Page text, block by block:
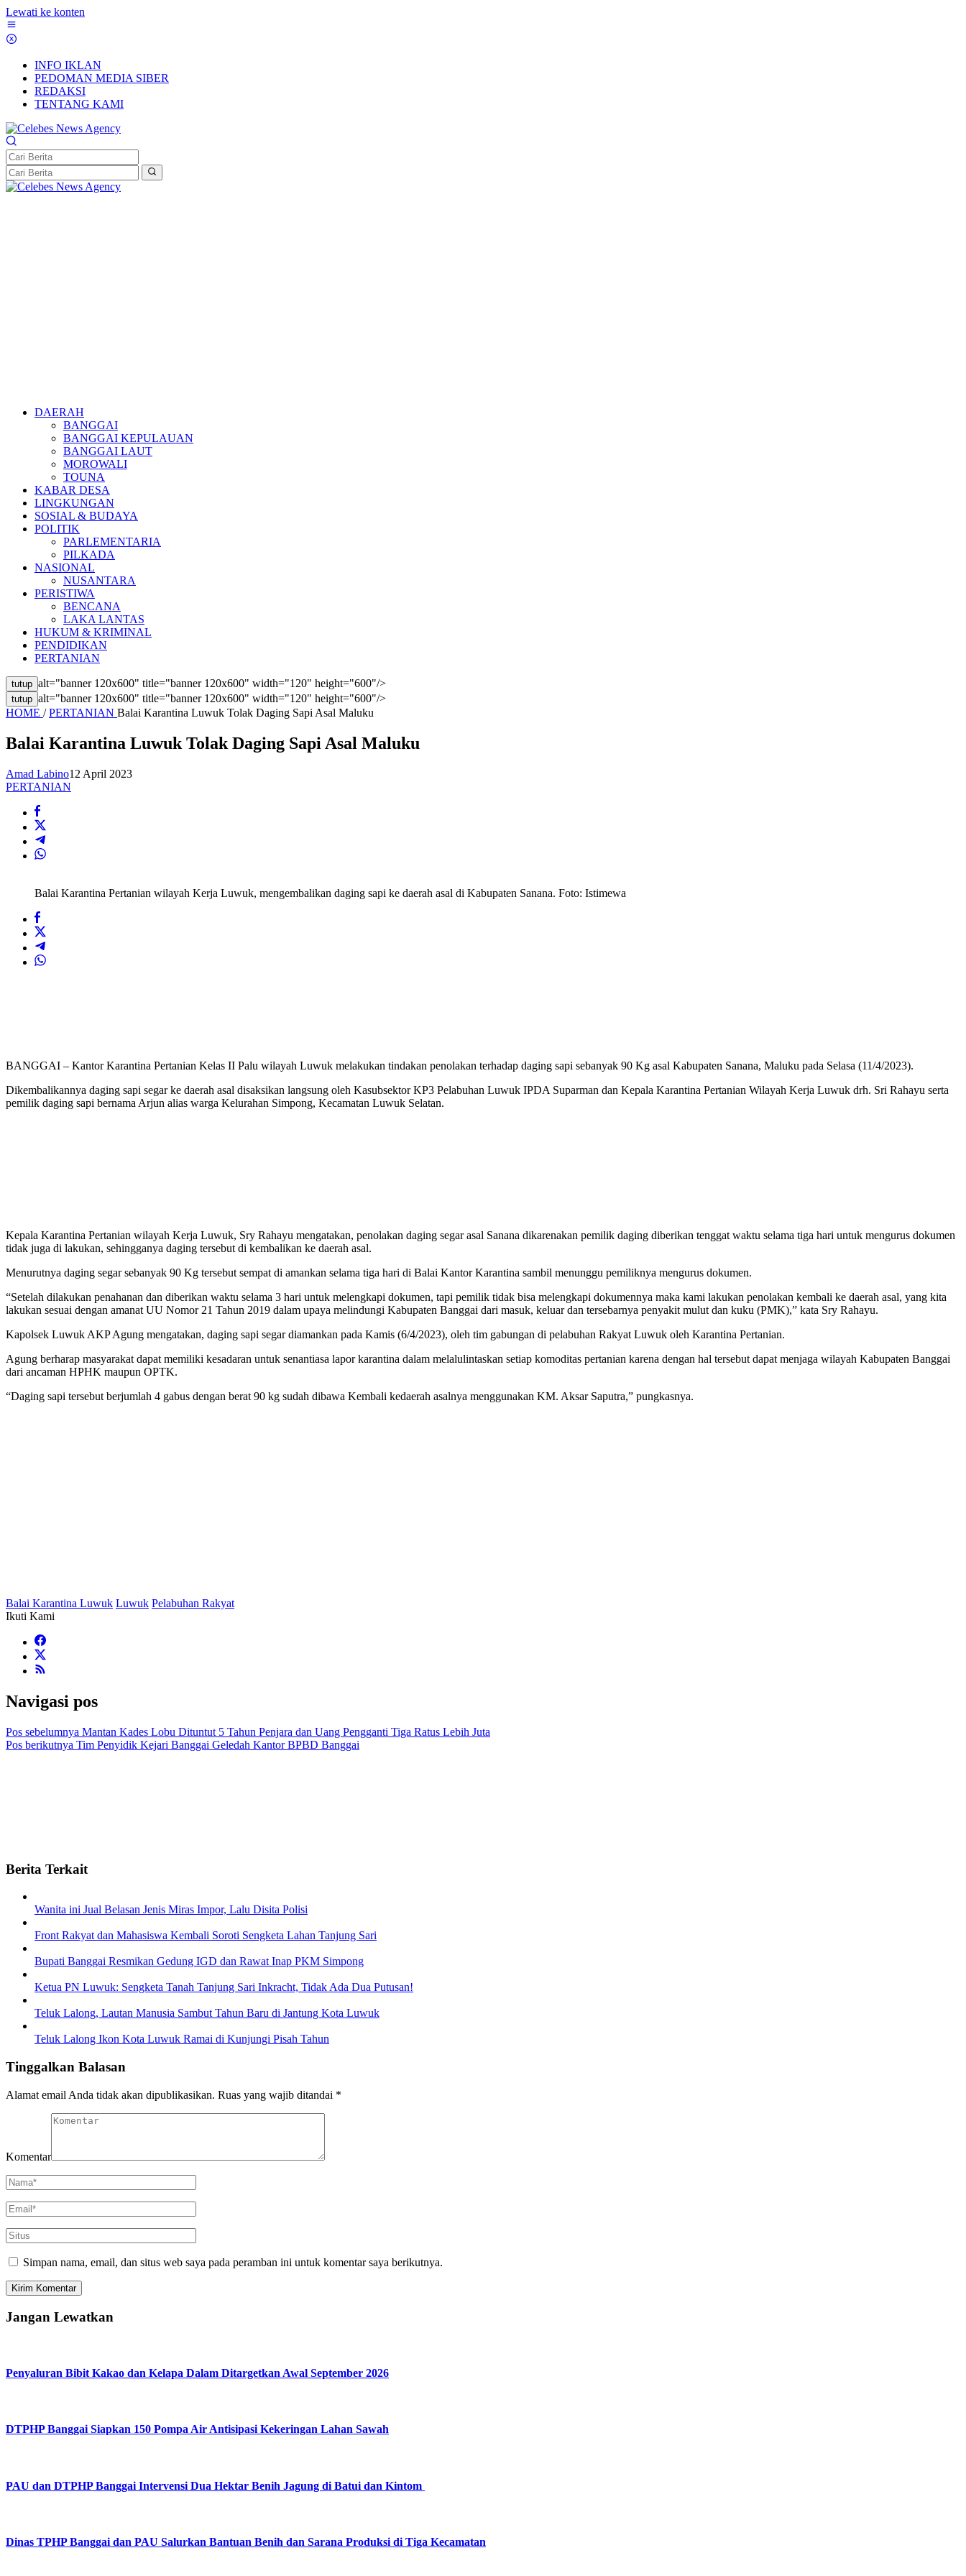
Lewati ke konten
INFO IKLAN
PEDOMAN MEDIA SIBER
REDAKSI
TENTANG KAMI
DAERAH
BANGGAI
BANGGAI KEPULAUAN
BANGGAI LAUT
MOROWALI
TOUNA
KABAR DESA
LINGKUNGAN
SOSIAL & BUDAYA
POLITIK
PARLEMENTARIA
PILKADA
NASIONAL
NUSANTARA
PERISTIWA
BENCANA
LAKA LANTAS
HUKUM & KRIMINAL
PENDIDIKAN
PERTANIAN
tutup alt="banner 120x600" title="banner 120x600" width="120" height="600"/>
tutup alt="banner 120x600" title="banner 120x600" width="120" height="600"/>
HOME / PERTANIAN Balai Karantina Luwuk Tolak Daging Sapi Asal Maluku
Balai Karantina Luwuk Tolak Daging Sapi Asal Maluku
Amad Labino12 April 2023
PERTANIAN
Balai Karantina Pertanian wilayah Kerja Luwuk, mengembalikan daging sapi ke daerah asal di Kabupaten Sanana. Foto: Istimewa
BANGGAI – Kantor Karantina Pertanian Kelas II Palu wilayah Luwuk melakukan tindakan penolakan terhadap daging sapi sebanyak 90 Kg asal Kabupaten Sanana, Maluku pada Selasa (11/4/2023).
Dikembalikannya daging sapi segar ke daerah asal disaksikan langsung oleh Kasubsektor KP3 Pelabuhan Luwuk IPDA Suparman dan Kepala Karantina Pertanian Wilayah Kerja Luwuk drh. Sri Rahayu serta
pemilik daging sapi bernama Arjun alias warga Kelurahan Simpong, Kecamatan Luwuk Selatan.
Kepala Karantina Pertanian wilayah Kerja Luwuk, Sry Rahayu mengatakan, penolakan daging segar asal Sanana dikarenakan pemilik daging diberikan tenggat waktu selama tiga hari untuk mengurus dokumen
tidak juga di lakukan, sehingganya daging tersebut di kembalikan ke daerah asal.
Menurutnya daging segar sebanyak 90 Kg tersebut sempat di amankan selama tiga hari di Balai Kantor Karantina sambil menunggu pemiliknya mengurus dokumen.
“Setelah dilakukan penahanan dan diberikan waktu selama 3 hari untuk melengkapi dokumen, tapi pemilik tidak bisa melengkapi dokumennya maka kami lakukan penolakan kembali ke daerah asal, yang kita
lakukan sesuai dengan amanat UU Nomor 21 Tahun 2019 dalam upaya melindungi Kabupaten Banggai dari masuk, keluar dan tersebarnya penyakit mulut dan kuku (PMK),” kata Sry Rahayu.
Kapolsek Luwuk AKP Agung mengatakan, daging sapi segar diamankan pada Kamis (6/4/2023), oleh tim gabungan di pelabuhan Rakyat Luwuk oleh Karantina Pertanian.
Agung berharap masyarakat dapat memiliki kesadaran untuk senantiasa lapor karantina dalam melalulintaskan setiap komoditas pertanian karena dengan hal tersebut dapat menjaga wilayah Kabupaten Banggai
dari ancaman HPHK maupun OPTK.
“Daging sapi tersebut berjumlah 4 gabus dengan berat 90 kg sudah dibawa Kembali kedaerah asalnya menggunakan KM. Aksar Saputra,” pungkasnya.
Balai Karantina Luwuk Luwuk Pelabuhan Rakyat
Ikuti Kami
Navigasi pos
Pos sebelumnya Mantan Kades Lobu Dituntut 5 Tahun Penjara dan Uang Pengganti Tiga Ratus Lebih Juta
Pos berikutnya Tim Penyidik Kejari Banggai Geledah Kantor BPBD Banggai
Berita Terkait
Wanita ini Jual Belasan Jenis Miras Impor, Lalu Disita Polisi
Front Rakyat dan Mahasiswa Kembali Soroti Sengketa Lahan Tanjung Sari
Bupati Banggai Resmikan Gedung IGD dan Rawat Inap PKM Simpong
Ketua PN Luwuk: Sengketa Tanah Tanjung Sari Inkracht, Tidak Ada Dua Putusan!
Teluk Lalong, Lautan Manusia Sambut Tahun Baru di Jantung Kota Luwuk
Teluk Lalong Ikon Kota Luwuk Ramai di Kunjungi Pisah Tahun
Tinggalkan Balasan
Alamat email Anda tidak akan dipublikasikan. Ruas yang wajib ditandai *
Komentar
Simpan nama, email, dan situs web saya pada peramban ini untuk komentar saya berikutnya.
Jangan Lewatkan
Penyaluran Bibit Kakao dan Kelapa Dalam Ditargetkan Awal September 2026
DTPHP Banggai Siapkan 150 Pompa Air Antisipasi Kekeringan Lahan Sawah
PAU dan DTPHP Banggai Intervensi Dua Hektar Benih Jagung di Batui dan Kintom
Dinas TPHP Banggai dan PAU Salurkan Bantuan Benih dan Sarana Produksi di Tiga Kecamatan